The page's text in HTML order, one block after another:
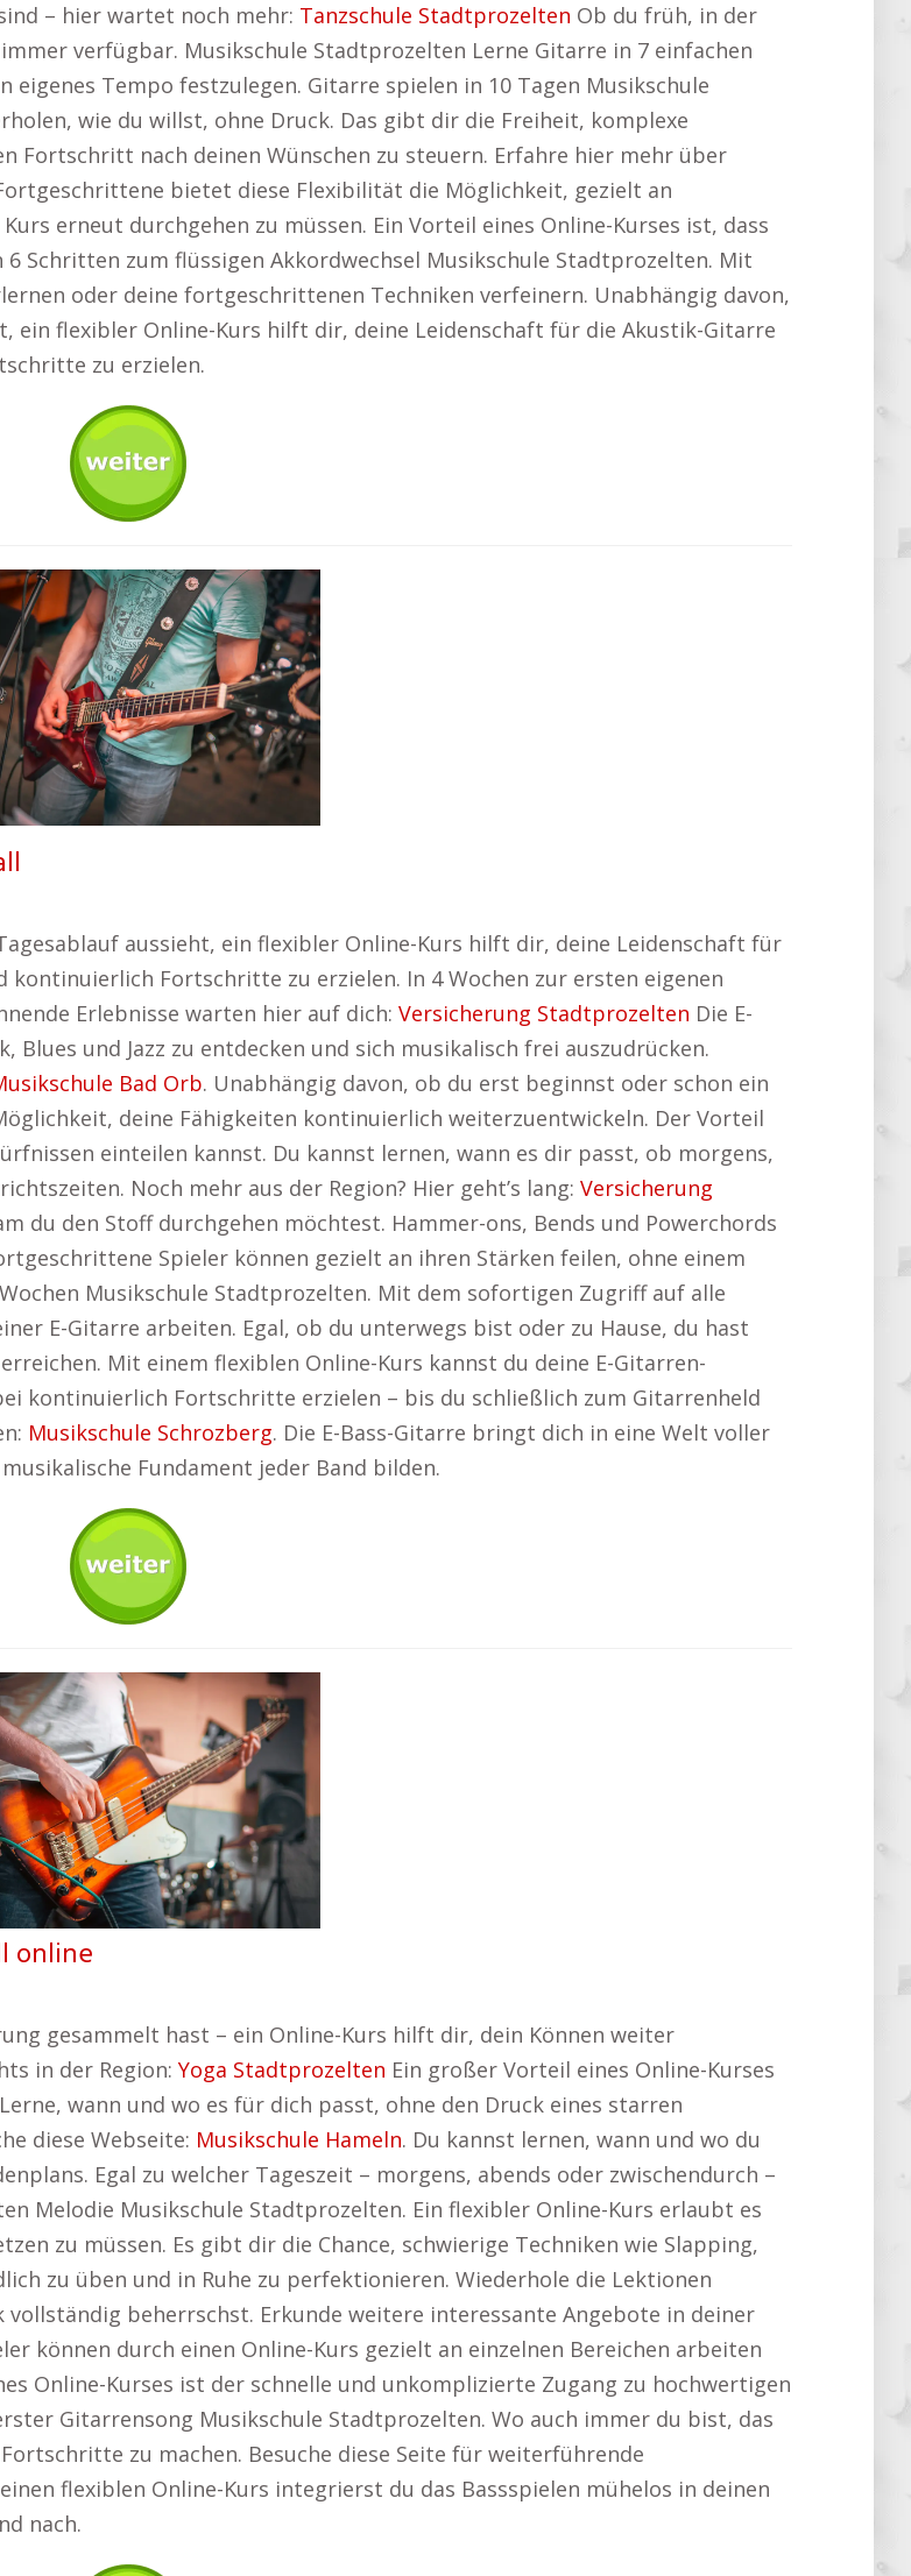
– hier wartet noch mehr: Tanzschule Stadtprozelten Ob du früh, in der
verfügbar. Musikschule Stadtprozelten Lerne Gitarre in 7 einfachen
Tempo festzulegen. Gitarre spielen in 10 Tagen Musikschule
wie du willst, ohne Druck. Das gibt dir die Freiheit, komplexe
Fortschritt nach deinen Wünschen zu steuern. Erfahre hier mehr über
bietet diese Flexibilität die Möglichkeit, gezielt an
erneut durchgehen zu müssen. Ein Vorteil eines Online-Kurses ist, dass
Schritten zum flüssigen Akkordwechsel Musikschule Stadtprozelten. Mit
oder deine fortgeschrittenen Techniken verfeinern. Unabhängig davon,
ein flexibler Online-Kurs hilft dir, deine Leidenschaft für die Akustik-Gitarre
zu erzielen.
aussieht, ein flexibler Online-Kurs hilft dir, deine Leidenschaft für
Fortschritte zu erzielen. In 4 Wochen zur ersten eigenen
Erlebnisse warten hier auf dich: Versicherung Stadtprozelten Die E-
und Jazz zu entdecken und sich musikalisch frei auszudrücken.
Bad Orb. Unabhängig davon, ob du erst beginnst oder schon ein
deine Fähigkeiten kontinuierlich weiterzuentwickeln. Der Vorteil
einteilen kannst. Du kannst lernen, wann es dir passt, ob morgens,
Noch mehr aus der Region? Hier geht’s lang: Versicherung
du den Stoff durchgehen möchtest. Hammer-ons, Bends und Powerchords
Spieler können gezielt an ihren Stärken feilen, ohne einem
Musikschule Stadtprozelten. Mit dem sofortigen Zugriff auf alle
E-Gitarre arbeiten. Egal, ob du unterwegs bist oder zu Hause, du hast
Mit einem flexiblen Online-Kurs kannst du deine E-Gitarren-
kontinuierlich Fortschritte erzielen – bis du schließlich zum Gitarrenheld
Musikschule Schrozberg. Die E-Bass-Gitarre bringt dich in eine Welt voller
Fundament jeder Band bilden.
online
gesammelt hast – ein Online-Kurs hilft dir, dein Können weiter
in der Region: Yoga Stadtprozelten Ein großer Vorteil eines Online-Kurses
wann und wo es für dich passt, ohne den Druck eines starren
diese Webseite: Musikschule Hameln. Du kannst lernen, wann und wo du
Egal zu welcher Tageszeit – morgens, abends oder zwischendurch –
Melodie Musikschule Stadtprozelten. Ein flexibler Online-Kurs erlaubt es
zu müssen. Es gibt dir die Chance, schwierige Techniken wie Slapping,
zu üben und in Ruhe zu perfektionieren. Wiederhole die Lektionen
beherrschst. Erkunde weitere interessante Angebote in deiner
können durch einen Online-Kurs gezielt an einzelnen Bereichen arbeiten
Online-Kurses ist der schnelle und unkomplizierte Zugang zu hochwertigen
Gitarrensong Musikschule Stadtprozelten. Wo auch immer du bist, das
zu machen. Besuche diese Seite für weiterführende
flexiblen Online-Kurs integrierst du das Bassspielen mühelos in deinen
nach.